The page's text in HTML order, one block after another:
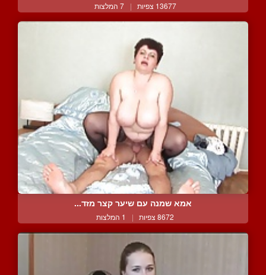
13677 צפיות | 7 המלצות
אמא שמנה עם שיער קצר מזד...
8672 צפיות | 1 המלצות